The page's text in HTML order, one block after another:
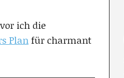
ich die
Plan für charmant